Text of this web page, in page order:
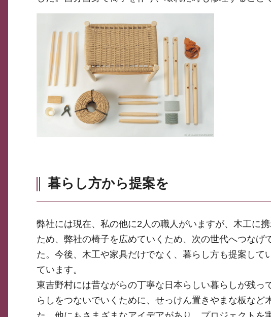
暮らし方から提案を
弊社には現在、私の他に2人の職人がいますが、木工に
ため、弊社の椅子を広めていくため、次の世代へつな
た。今後、木工や家具だけでなく、暮らし方も提案して
ています。
東吉野村には昔ながらの丁寧な日本らしい暮らしが残
らしをつないでいくために、せっけん置きやまな板な